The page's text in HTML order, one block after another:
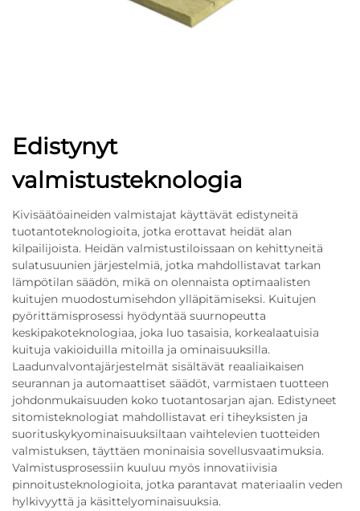
Edistynyt
valmistusteknologia
Kivisäätöaineiden valmistajat käyttävät edistyneitä
tuotantoteknologioita, jotka erottavat heidät alan
kilpailijoista. Heidän valmistustiloissaan on kehittyneitä
sulatusuunien järjestelmiä, jotka mahdollistavat tarkan
lämpötilan säädön, mikä on olennaista optimaalisten
kuitujen muodostumisehdon ylläpitämiseksi. Kuitujen
pyörittämisprosessi hyödyntää suurnopeutta
keskipakoteknologiaa, joka luo tasaisia, korkealaatuisia
kuituja vakioiduilla mitoilla ja ominaisuuksilla.
Laadunvalvontajärjestelmät sisältävät reaaliaikaisen
seurannan ja automaattiset säädöt, varmistaen tuotteen
johdonmukaisuuden koko tuotantosarjan ajan. Edistyneet
sitomisteknologiat mahdollistavat eri tiheyksisten ja
suorituskykyominaisuuksiltaan vaihtelevien tuotteiden
valmistuksen, täyttäen moninaisia sovellusvaatimuksia.
Valmistusprosessiin kuuluu myös innovatiivisia
pinnoitusteknologioita, jotka parantavat materiaalin veden
hylkivyyttä ja käsittelyominaisuuksia.